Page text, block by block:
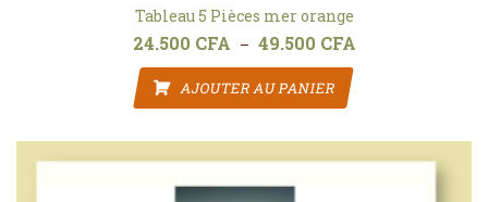
Tableau 5 Pièces mer orange
24.500 CFA – 49.500 CFA
AJOUTER AU PANIER